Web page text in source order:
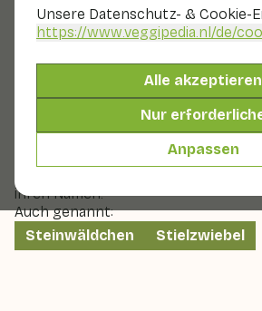
Unsere Datenschutz- & Cookie-
https://www.veggipedia.nl/de/
Alle akzeptieren
Nur
Anpassen
Gemüse Kühl und dunkel
Frühlingszwiebeln, nur sind sie
Stielzwiebeln haben einen würzigen
Geschmack. Sie können sowohl
den grünen Teil des Steinlauchs
Ursprung dieses Gemüses liegt in
wurde das Gemüse auf
ihren Namen.
Auch genannt:
Steinwäldchen
Stielzwiebel